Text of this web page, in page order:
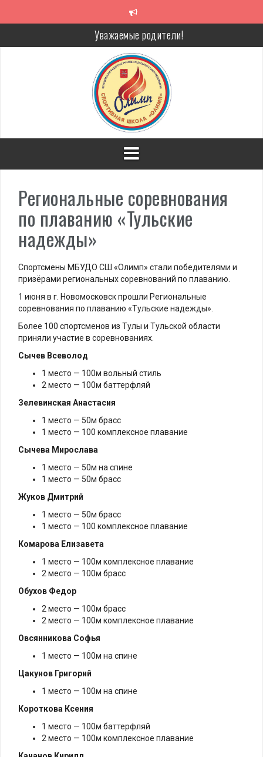
Уважаемые родители!
Алкоголь — путь в никуда
Решение спора без суда
Проголосуй за объекты благоустройства!
Региональные соревнования
по плаванию «Тульские
надежды»
Спортсмены МБУДО СШ «Олимп» стали победителями и
призёрами региональных соревнований по плаванию.
1 июня в г. Новомосковск прошли Региональные
соревнования по плаванию «Тульские надежды».
Более 100 спортсменов из Тулы и Тульской области
приняли участие в соревнованиях.
Сычев Всеволод
1 место — 100м вольный стиль
2 место — 100м баттерфляй
Зелевинская Анастасия
1 место — 50м брасс
1 место — 100 комплексное плавание
Сычева Мирослава
1 место — 50м на спине
1 место — 50м брасс
Жуков Дмитрий
1 место — 50м брасс
1 место — 100 комплексное плавание
Комарова Елизавета
1 место — 100м комплексное плавание
2 место — 100м брасс
Обухов Федор
2 место — 100м брасс
2 место — 100м комплексное плавание
Овсянникова Софья
1 место — 100м на спине
Цакунов Григорий
1 место — 100м на спине
Короткова Ксения
1 место — 100м баттерфляй
2 место — 100м комплексное плавание